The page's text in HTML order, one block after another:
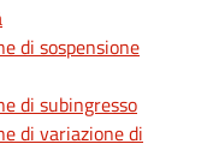
di sospensione
di subingresso
di variazione di